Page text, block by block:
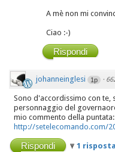
A mè non mi
Ciao :-)
Rispondi
johanneinglesi 1p ·
Sono d'accordissimo con te,
personnaggio del
mio commento della puntata:
http://setelecomando.com/
Rispondi 1 risposta